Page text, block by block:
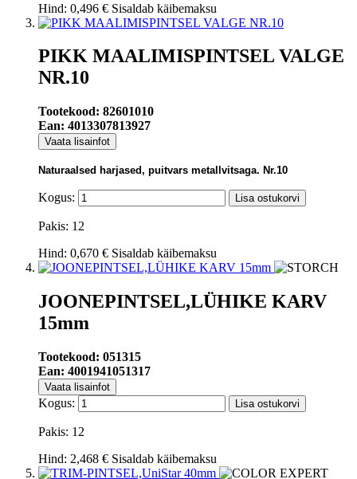
Hind: 0,496 € Sisaldab käibemaksu
PIKK MAALIMISPINTSEL VALGE
NR.10
Tootekood: 82601010
Ean: 4013307813927
Vaata lisainfot
Naturaalsed harjased, puitvars metallvitsaga. Nr.10
Kogus: Lisa ostukorvi
Pakis: 12
Hind: 0,670 € Sisaldab käibemaksu
JOONEPINTSEL,LÜHIKE KARV
15mm
Tootekood: 051315
Ean: 4001941051317
Vaata lisainfot
Kogus: Lisa ostukorvi
Pakis: 12
Hind: 2,468 € Sisaldab käibemaksu